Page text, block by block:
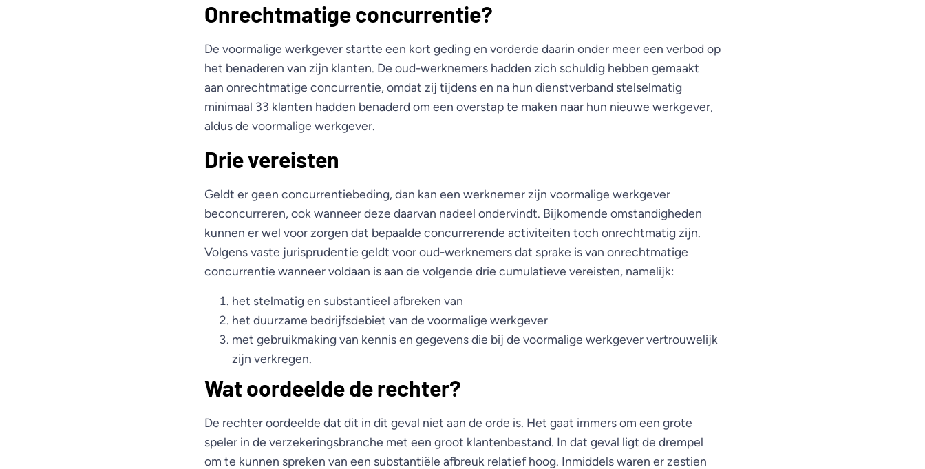
Onrechtmatige concurrentie?
De voormalige werkgever startte een kort geding en vorderde daarin onder meer een verbod op
het benaderen van zijn klanten. De oud-werknemers hadden zich schuldig hebben gemaakt
aan onrechtmatige concurrentie, omdat zij tijdens en na hun dienstverband stelselmatig
minimaal 33 klanten hadden benaderd om een overstap te maken naar hun nieuwe werkgever,
aldus de voormalige werkgever.
Drie vereisten
Geldt er geen concurrentiebeding, dan kan een werknemer zijn voormalige werkgever
beconcurreren, ook wanneer deze daarvan nadeel ondervindt. Bijkomende omstandigheden
kunnen er wel voor zorgen dat bepaalde concurrerende activiteiten toch onrechtmatig zijn.
Volgens vaste jurisprudentie geldt voor oud-werknemers dat sprake is van onrechtmatige
concurrentie wanneer voldaan is aan de volgende drie cumulatieve vereisten, namelijk:
het stelmatig en substantieel afbreken van
het duurzame bedrijfsdebiet van de voormalige werkgever
met gebruikmaking van kennis en gegevens die bij de voormalige werkgever vertrouwelijk
zijn verkregen.
Wat oordeelde de rechter?
De rechter oordeelde dat dit in dit geval niet aan de orde is. Het gaat immers om een grote
speler in de verzekeringsbranche met een groot klantenbestand. In dat geval ligt de drempel
om te kunnen spreken van een substantiële afbreuk relatief hoog. Inmiddels waren er zestien